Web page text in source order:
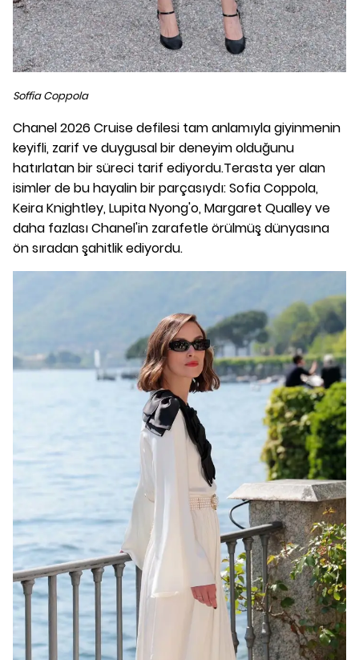
Soffia Coppola
Chanel 2026 Cruise defilesi tam anlamıyla giyinmenin
keyifli, zarif ve duygusal bir deneyim olduğunu
hatırlatan bir süreci tarif ediyordu.Terasta yer alan
isimler de bu hayalin bir parçasıydı: Sofia Coppola,
Keira Knightley, Lupita Nyong'o, Margaret Qualley ve
daha fazlası Chanel'in zarafetle örülmüş dünyasına
ön sıradan şahitlik ediyordu.